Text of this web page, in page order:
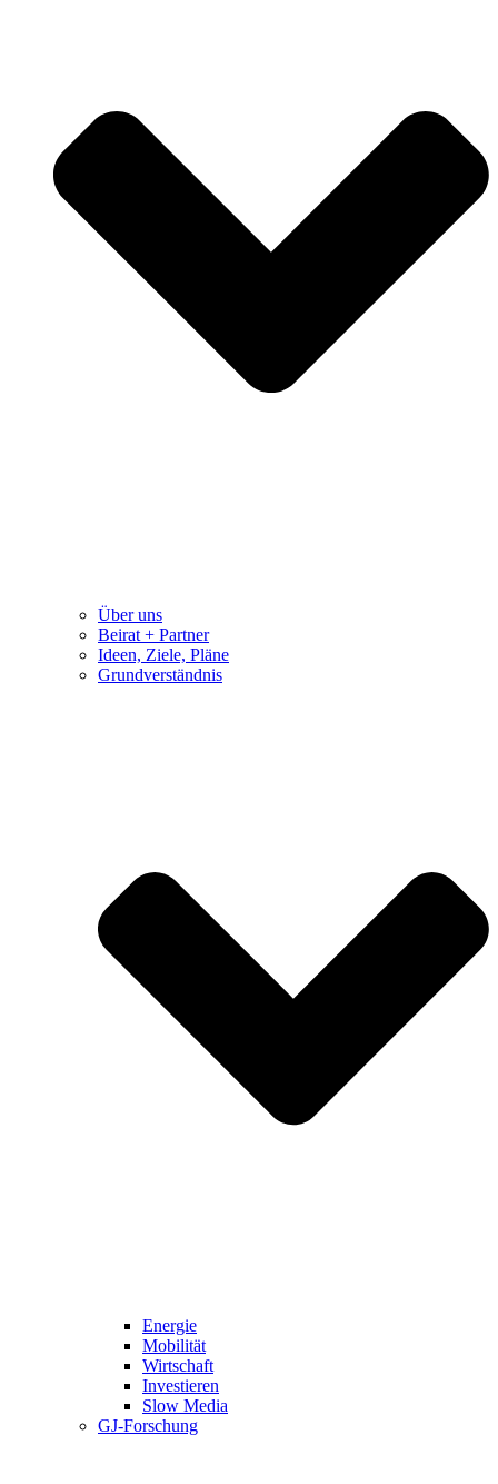
Über uns
Beirat + Partner
Ideen, Ziele, Pläne
Grundverständnis
Energie
Mobilität
Wirtschaft
Investieren
Slow Media
GJ-Forschung